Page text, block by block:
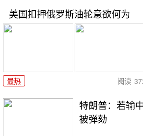
美国扣押俄罗斯油轮意欲何为
最热 阅读
特朗普：若输
被弹劾